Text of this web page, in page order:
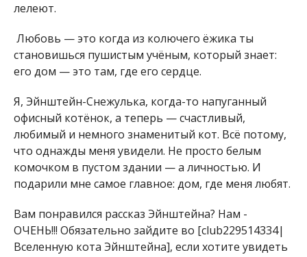
лелеют.
Любовь — это когда из колючего ёжика ты
становишься пушистым учёным, который знает:
его дом — это там, где его сердце.
Я, Эйнштейн-Снежулька, когда-то напуганный
офисный котёнок, а теперь — счастливый,
любимый и немного знаменитый кот. Всё потому,
что однажды меня увидели. Не просто белым
комочком в пустом здании — а личностью. И
подарили мне самое главное: дом, где меня любят.
Вам понравился рассказ Эйнштейна? Нам -
ОЧЕНЬ!!! Обязательно зайдите во [club229514334|
Вселенную кота Эйнштейна], если хотите увидеть